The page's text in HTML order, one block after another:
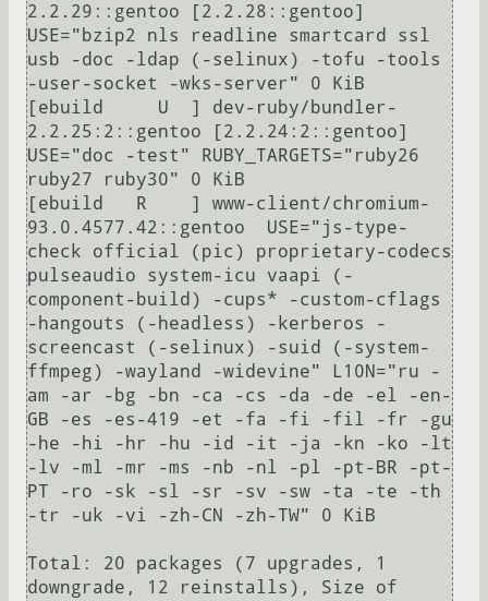
2.2.29::gentoo [2.2.28::gentoo]
USE="bzip2 nls readline smartcard ssl
usb -doc -ldap (-selinux) -tofu -tools
-user-socket -wks-server" 0 KiB
[ebuild     U  ] dev-ruby/bundler-
2.2.25:2::gentoo [2.2.24:2::gentoo]
USE="doc -test" RUBY_TARGETS="ruby26
ruby27 ruby30" 0 KiB
[ebuild   R    ] www-client/chromium-
93.0.4577.42::gentoo  USE="js-type-
check official (pic) proprietary-codecs
pulseaudio system-icu vaapi (-
component-build) -cups* -custom-cflags
-hangouts (-headless) -kerberos -
screencast (-selinux) -suid (-system-
ffmpeg) -wayland -widevine" L10N="ru -
am -ar -bg -bn -ca -cs -da -de -el -en-
GB -es -es-419 -et -fa -fi -fil -fr -gu
-he -hi -hr -hu -id -it -ja -kn -ko -lt
-lv -ml -mr -ms -nb -nl -pl -pt-BR -pt-
PT -ro -sk -sl -sr -sv -sw -ta -te -th
-tr -uk -vi -zh-CN -zh-TW" 0 KiB
Total: 20 packages (7 upgrades, 1
downgrade, 12 reinstalls), Size of